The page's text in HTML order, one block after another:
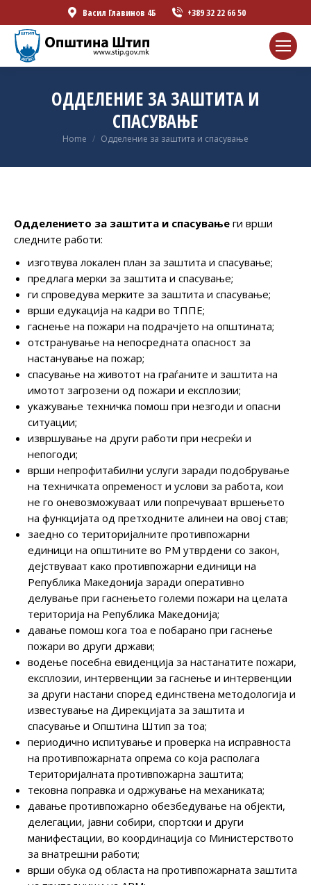
Васил Главинов 4Б +389 32 22 66 50
ОДДЕЛЕНИЕ ЗА ЗАШТИТА И
СПАСУВАЊЕ
You are here:
Home Одделение за заштита и спасување
Одделението за заштита и спасување ги врши
следните работи:
изготвува локален план за заштита и спасување;
предлага мерки за заштита и спасување;
ги спроведува мерките за заштита и спасување;
врши едукација на кадри во ТППЕ;
гаснење на пожари на подрачјето на општината;
отстранување на непосредната опасност за
настанување на пожар;
спасување на животот на граѓаните и заштита на
имотот загрозени од пожари и експлозии;
укажување техничка помош при незгоди и опасни
ситуации;
извршување на други работи при несреќи и
непогоди;
врши непрофитабилни услуги заради подобрување
на техничката опременост и услови за работа, кои
не го оневозможуваат или попречуваат вршењето
на функцијата од претходните алинеи на овој став;
заедно со територијалните противпожарни
единици на општините во РМ утврдени со закон,
дејствуваат како противпожарни единици на
Република Македонија заради оперативно
делување при гаснењето големи пожари на целата
територија на Република Македонија;
давање помош кога тоа е побарано при гаснење
пожари во други држави;
водење посебна евиденција за настанатите пожари,
експлозии, интервенции за гаснење и интервенции
за други настани според единствена методологија и
известување на Дирекцијата за заштита и
спасување и Општина Штип за тоа;
периодично испитување и проверка на исправноста
на противпожарната опрема со која располага
Територијалната противпожарна заштита;
тековна поправка и одржување на механиката;
давање противпожарно обезбедување на објекти,
делегации, јавни собири, спортски и други
манифестации, во координација со Министерството
за внатрешни работи;
врши обука од областа на противпожарната заштита